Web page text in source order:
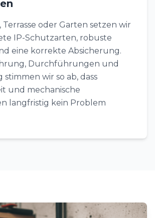
Terrasse oder Garten setzen wir
IP-Schutzarten, robuste
eine korrekte Absicherung.
Durchführungen und
wir so ab, dass
und mechanische
langfristig kein Problem